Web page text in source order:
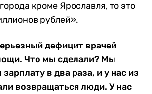
кроме Ярославля, то это
рублей».
дефицит врачей
Что мы сделали? Мы
в два раза, и у нас из
возвращаться люди. У нас